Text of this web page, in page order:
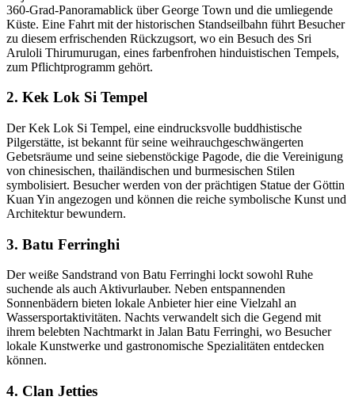
360-Grad-Panoramablick über George Town und die umliegende
Küste. Eine Fahrt mit der historischen Standseilbahn führt Besucher
zu diesem erfrischenden Rückzugsort, wo ein Besuch des Sri
Aruloli Thirumurugan, eines farbenfrohen hinduistischen Tempels,
zum Pflichtprogramm gehört.
2. Kek Lok Si Tempel
Der Kek Lok Si Tempel, eine eindrucksvolle buddhistische
Pilgerstätte, ist bekannt für seine weihrauchgeschwängerten
Gebetsräume und seine siebenstöckige Pagode, die die Vereinigung
von chinesischen, thailändischen und burmesischen Stilen
symbolisiert. Besucher werden von der prächtigen Statue der Göttin
Kuan Yin angezogen und können die reiche symbolische Kunst und
Architektur bewundern.
3. Batu Ferringhi
Der weiße Sandstrand von Batu Ferringhi lockt sowohl Ruhe
suchende als auch Aktivurlauber. Neben entspannenden
Sonnenbädern bieten lokale Anbieter hier eine Vielzahl an
Wassersportaktivitäten. Nachts verwandelt sich die Gegend mit
ihrem belebten Nachtmarkt in Jalan Batu Ferringhi, wo Besucher
lokale Kunstwerke und gastronomische Spezialitäten entdecken
können.
4. Clan Jetties